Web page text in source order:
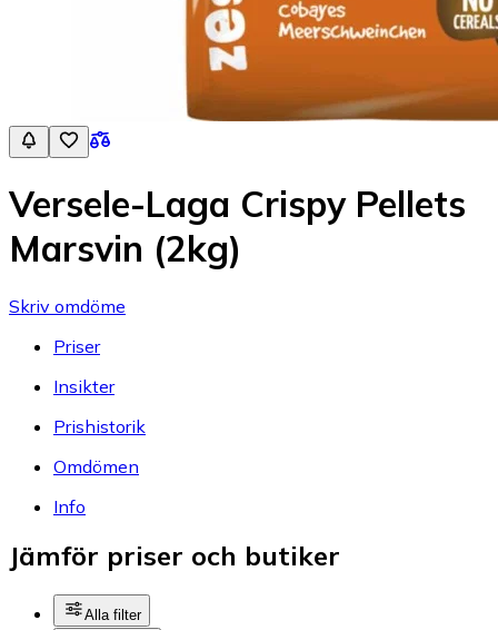
Versele-Laga Crispy Pellets
Marsvin (2kg)
Skriv omdöme
Priser
Insikter
Prishistorik
Omdömen
Info
Jämför priser och butiker
Alla filter